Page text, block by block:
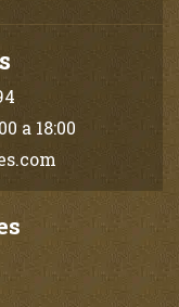
a 18:00